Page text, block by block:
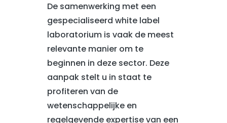
De samenwerking met een
gespecialiseerd white label
laboratorium is vaak de meest
relevante manier om te
beginnen in deze sector. Deze
aanpak stelt u in staat te
profiteren van de
wetenschappelijke en
regelgevende expertise van een